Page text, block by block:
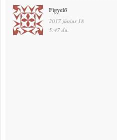
Figyelő
2017 június 18
5:47 du.